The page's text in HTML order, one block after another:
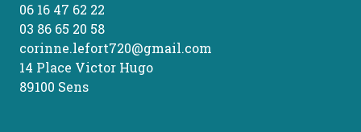
06 16 47 62 22
03 86 65 20 58
corinne.lefort720@gmail.com
14 Place Victor Hugo
89100 Sens